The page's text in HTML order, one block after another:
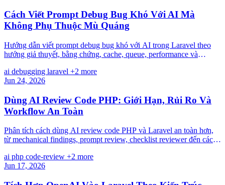
Cách Viết Prompt Debug Bug Khó Với AI Mà
Không Phụ Thuộc Mù Quáng
Hướng dẫn viết prompt debug bug khó với AI trong Laravel theo
hướng giả thuyết, bằng chứng, cache, queue, performance và
ai debugging laravel +2 more
Jun 24, 2026
Dùng AI Review Code PHP: Giới Hạn, Rủi Ro Và
Workflow An Toàn
Phân tích cách dùng AI review code PHP và Laravel an toàn hơn,
từ mechanical findings, prompt review, checklist reviewer đến các
ai php code-review +2 more
Jun 17, 2026